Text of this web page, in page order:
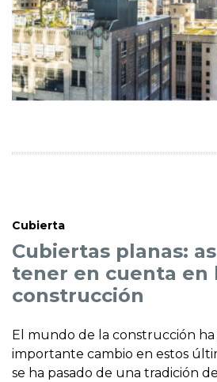
Cubierta
Cubiertas planas:
tener en cuenta en
construcción
El mundo de la construcción
importante cambio en estos
se ha pasado de una tradición